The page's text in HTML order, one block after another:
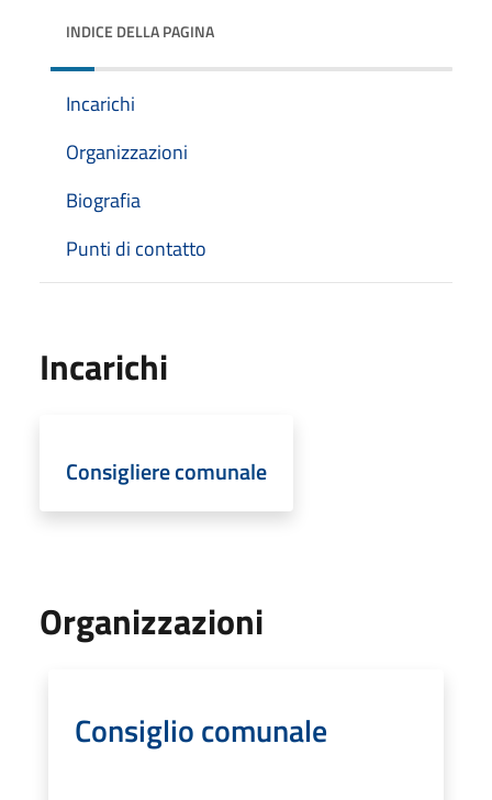
INDICE DELLA PAGINA
Incarichi
Organizzazioni
Biografia
Punti di contatto
Incarichi
Consigliere comunale
Organizzazioni
Consiglio comunale